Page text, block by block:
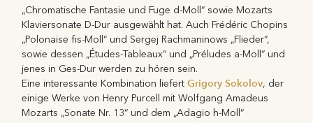
„Chromatische Fantasie und Fuge d-Moll“ sowie Mozarts
Klaviersonate D-Dur ausgewählt hat. Auch Frédéric Chopins
„Polonaise fis-Moll“ und Sergej Rachmaninows „Flieder“,
sowie dessen „Études-Tableaux“ und „Préludes a-Moll“ und
jenes in Ges-Dur werden zu hören sein.
Eine interessante Kombination liefertGrigory Sokolov, der
einige Werke von Henry Purcell mit Wolfgang Amadeus
Mozarts „Sonate Nr. 13“ und dem „Adagio h-Moll“